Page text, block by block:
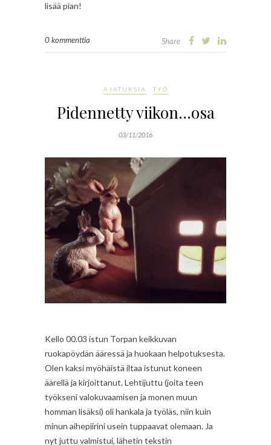
lisää pian!
0 kommenttia Share
AJATUKSIA TYÖ
Pidennetty viikon…osa
03/11/2016
Kello 00.03 istun Torpan keikkuvan
ruokapöydän ääressä ja huokaan helpotuksesta.
Olen kaksi myöhäistä iltaa istunut koneen
äärellä ja kirjoittanut. Lehtijuttu (joita teen
työkseni valokuvaamisen ja monen muun
homman lisäksi) oli hankala ja työläs, niin kuin
minun aihepiirini usein tuppaavat olemaan. Ja
nyt juttu valmistui, lähetin tekstin